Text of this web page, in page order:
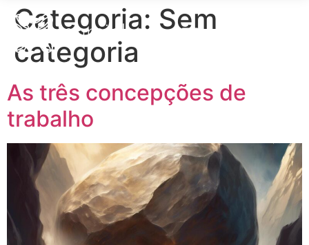
Categoria: Sem
categoria
As três concepções de
trabalho